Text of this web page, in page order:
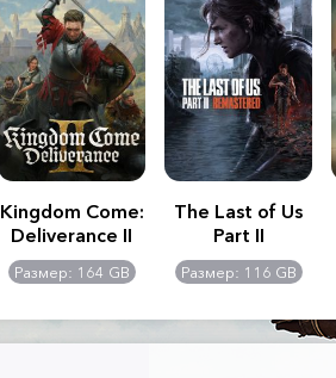
Kingdom Come:
Deliverance II
Размер: 164 GB
The Last of Us
Part II
Remastered
Размер: 116 GB